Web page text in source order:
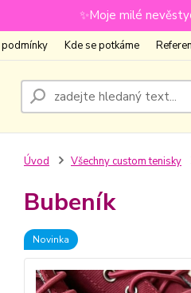
✨Moje milé
Kde se potkáme
Úvod Všechny custom tenisky
Bubeník
Novinka